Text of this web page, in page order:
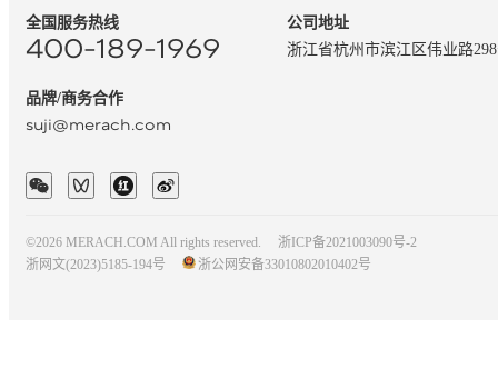
全国服务热线
400-189-1969
品牌/商务合作
suji@merach.com
公司地址
浙江省杭州市滨江区伟业路
©2026 MERACH.COM All rights reserved.
浙ICP备2021003090号-2
浙网文(2023)5185-194号
浙公网安备33010802010402号